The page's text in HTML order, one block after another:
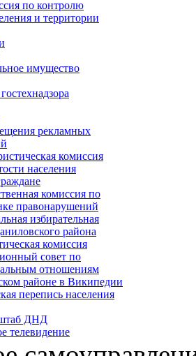
по контролю
и территории
имущество
рекламных
комиссия
населения
комиссия по
правонарушений
избирательная
района
комиссия
совет по
отношениям
районе в Википедии
перепись населения
ДНД
телевидение